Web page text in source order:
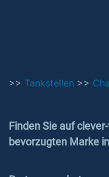
>> Tankstellen >>
Finden Sie auf
bevorzugten Marke